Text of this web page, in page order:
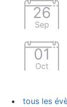
26
Sep
01
Oct
tous les